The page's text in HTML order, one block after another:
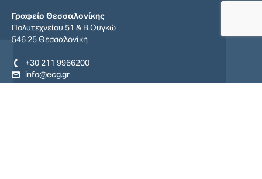
Γραφείο Θεσσαλονίκης
Πολυτεχνείου 51 & Β.Ουγκώ
546 25 Θεσσαλονίκη
+30 211 9966200
info@ecg.gr